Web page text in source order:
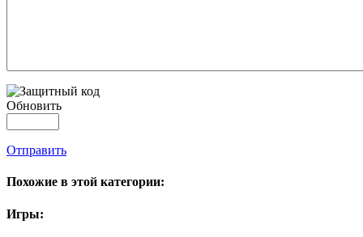
Обновить
Отправить
Похожие в этой категории:
Игры: